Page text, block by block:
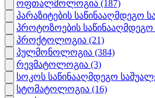
ოფთალმოლოგია (187)
პარაზიტების საწინააღმდეგო
პროტოზოების საწინააღმდეგო
პროქტოლოგია (21)
პულმონოლოგია (384)
რევმატოლოგია (3)
სოკოს საწინააღმდეგო
სტომატოლოგია (16)